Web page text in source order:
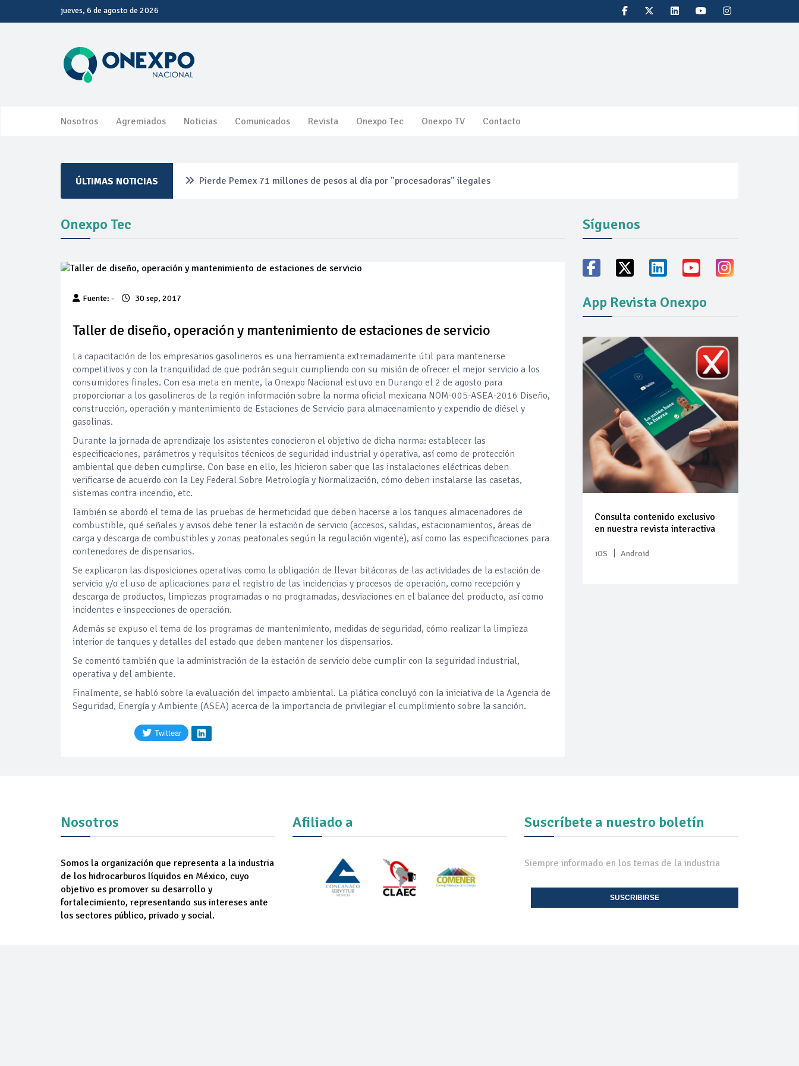
jueves, 6 de agosto de 2026
Nosotros Agremiados Noticias Comunicados Revista Onexpo Tec Onexpo TV Contacto
ÚLTIMAS NOTICIAS Pierde Pemex 71 millones de pesos al día por "procesadoras" ilegales
Baja 5% más el precio internacional del crudo por posible acuerdo de paz
Aumentan 83% ventas de diésel Pemex: PetroIntelligence
Aumenta la producción de hidrocarburos de Pemex; aún está lejos de la meta
Así comienza un nuevo mes para los combustibles
Onexpo Tec
Fuente: - 30 sep, 2017
Taller de diseño, operación y mantenimiento de estaciones de servicio
La capacitación de los empresarios gasolineros es una herramienta extremadamente útil para mantenerse
competitivos y con la tranquilidad de que podrán seguir cumpliendo con su misión de ofrecer el mejor servicio a los
consumidores finales. Con esa meta en mente, la Onexpo Nacional estuvo en Durango el 2 de agosto para
proporcionar a los gasolineros de la región información sobre la norma oficial mexicana NOM-005-ASEA-2016 Diseño,
construcción, operación y mantenimiento de Estaciones de Servicio para almacenamiento y expendio de diésel y
gasolinas.
Durante la jornada de aprendizaje los asistentes conocieron el objetivo de dicha norma: establecer las
especificaciones, parámetros y requisitos técnicos de seguridad industrial y operativa, así como de protección
ambiental que deben cumplirse. Con base en ello, les hicieron saber que las instalaciones eléctricas deben
verificarse de acuerdo con la Ley Federal Sobre Metrología y Normalización, cómo deben instalarse las casetas,
sistemas contra incendio, etc.
También se abordó el tema de las pruebas de hermeticidad que deben hacerse a los tanques almacenadores de
combustible, qué señales y avisos debe tener la estación de servicio (accesos, salidas, estacionamientos, áreas de
carga y descarga de combustibles y zonas peatonales según la regulación vigente), así como las especificaciones para
contenedores de dispensarios.
Se explicaron las disposiciones operativas como la obligación de llevar bitácoras de las actividades de la estación de
servicio y/o el uso de aplicaciones para el registro de las incidencias y procesos de operación, como recepción y
descarga de productos, limpiezas programadas o no programadas, desviaciones en el balance del producto, así como
incidentes e inspecciones de operación.
Además se expuso el tema de los programas de mantenimiento, medidas de seguridad, cómo realizar la limpieza
interior de tanques y detalles del estado que deben mantener los dispensarios.
Se comentó también que la administración de la estación de servicio debe cumplir con la seguridad industrial,
operativa y del ambiente.
Finalmente, se habló sobre la evaluación del impacto ambiental. La plática concluyó con la iniciativa de la Agencia de
Seguridad, Energía y Ambiente (ASEA) acerca de la importancia de privilegiar el cumplimiento sobre la sanción.
Síguenos
App Revista Onexpo
Consulta contenido exclusivo
en nuestra revista interactiva
iOS | Android
Nosotros
Somos la organización que representa a la industria
de los hidrocarburos líquidos en México, cuyo
objetivo es promover su desarrollo y
fortalecimiento, representando sus intereses ante
los sectores público, privado y social.
Afiliado a Suscríbete a nuestro boletín
Siempre informado en los temas de la industria
SUSCRIBIRSE